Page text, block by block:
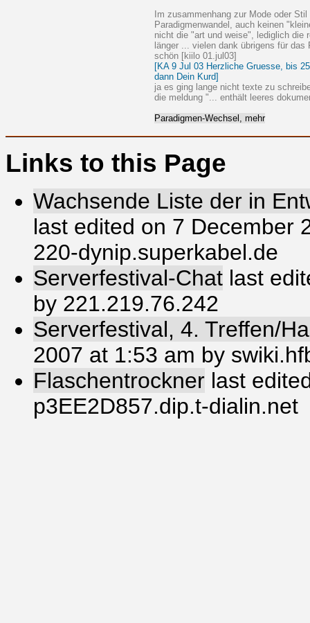
Im zusammenhang zur Mode oder
Paradigmenwandel, auch keinen
nicht die "art und weise", lediglich die
länger ... vielen dank übrigens für das
schön [kiilo 01.jul03]
[KA 9 Jul 03 Herzliche Gruesse, bis
dann Dein Kurd]
ja es ging lange nicht texte zu
die meldung "... enthält leeres
Paradigmen-Wechsel, mehr
Links to this Page
Wachsende Liste der in
last edited on 7 December
220-dynip.superkabel.de
Serverfestival-Chat last
by 221.219.76.242
Serverfestival, 4. Treffen/
2007 at 1:53 am by
Flaschentrockner last
p3EE2D857.dip.t-dialin.net